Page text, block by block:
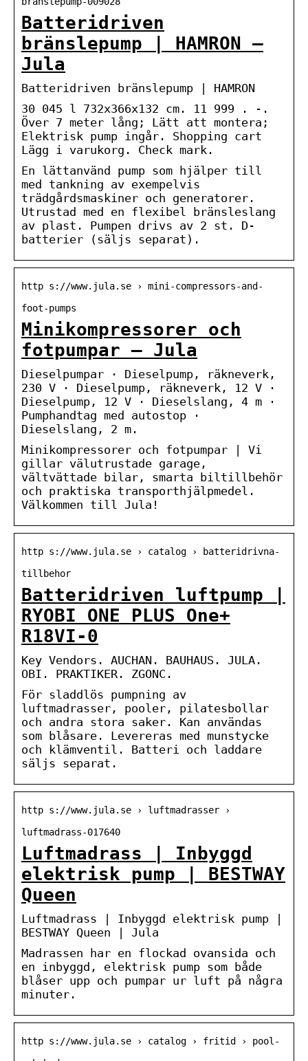
Batteridriven
bränslepump | HAMRON –
Jula
Batteridriven bränslepump | HAMRON
30 045 l 732x366x132 cm. 11 999 . -.
Över 7 meter lång; Lätt att montera;
Elektrisk pump ingår. Shopping cart
Lägg i varukorg. Check mark.
En lättanvänd pump som hjälper till
med tankning av exempelvis
trädgårdsmaskiner och generatorer.
Utrustad med en flexibel bränsleslang
av plast. Pumpen drivs av 2 st. D-
batterier (säljs separat).
http s://www.jula.se › mini-compressors-and-
foot-pumps
Minikompressorer och
fotpumpar – Jula
Dieselpumpar · Dieselpump, räkneverk,
230 V · Dieselpump, räkneverk, 12 V ·
Dieselpump, 12 V · Dieselslang, 4 m ·
Pumphandtag med autostop ·
Dieselslang, 2 m.
Minikompressorer och fotpumpar | Vi
gillar välutrustade garage,
vältvättade bilar, smarta biltillbehör
och praktiska transporthjälpmedel.
Välkommen till Jula!
http s://www.jula.se › catalog › batteridrivna-
tillbehor
Batteridriven luftpump |
RYOBI ONE PLUS One+
R18VI-0
Key Vendors. AUCHAN. BAUHAUS. JULA.
OBI. PRAKTIKER. ZGONC.
För sladdlös pumpning av
luftmadrasser, pooler, pilatesbollar
och andra stora saker. Kan användas
som blåsare. Levereras med munstycke
och klämventil. Batteri och laddare
säljs separat.
http s://www.jula.se › luftmadrasser ›
luftmadrass-017640
Luftmadrass | Inbyggd
elektrisk pump | BESTWAY
Queen
Luftmadrass | Inbyggd elektrisk pump |
BESTWAY Queen | Jula
Madrassen har en flockad ovansida och
en inbyggd, elektrisk pump som både
blåser upp och pumpar ur luft på några
minuter.
http s://www.jula.se › catalog › fritid › pool-